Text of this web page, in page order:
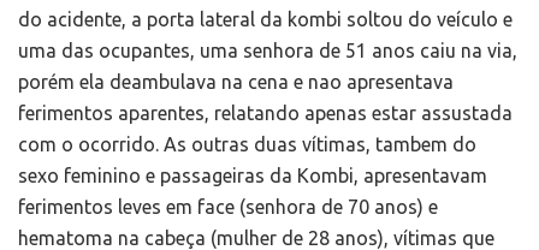
do acidente, a porta lateral da kombi soltou do veículo e
uma das ocupantes, uma senhora de 51 anos caiu na via,
porém ela deambulava na cena e nao apresentava
ferimentos aparentes, relatando apenas estar assustada
com o ocorrido. As outras duas vítimas, tambem do
sexo feminino e passageiras da Kombi, apresentavam
ferimentos leves em face (senhora de 70 anos) e
hematoma na cabeça (mulher de 28 anos), vítimas que